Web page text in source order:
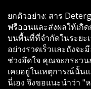
ยกตัวอย่าง: สาร
ฟรีออนและส่งผลให้เกิ
บนพื้นที่ที่จำกัดในระยะ
อย่างรวดเร็วและถังจ
ช่วงอึดใจ คุณจะกระว
เคยอยู่ในเหตุการณ์นั้น
นี่เอง จึงขอแนะนำว่า "